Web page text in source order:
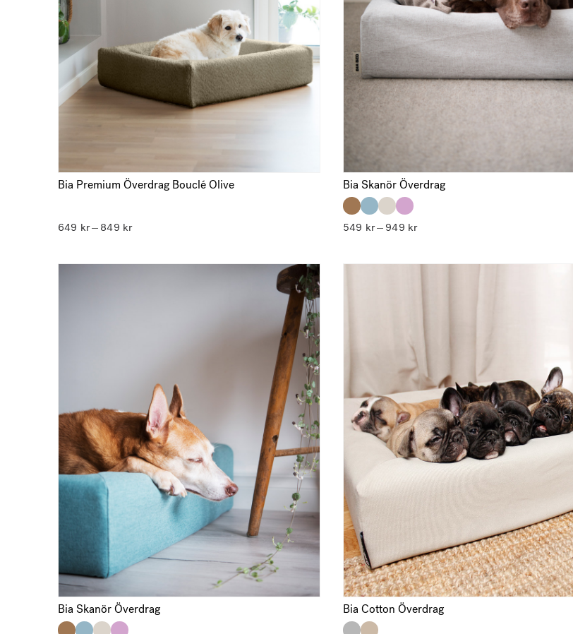
Bia Premium Överdrag Bouclé Olive
649 kr– 849 krPrisintervall:
849 kr
Bia Skanör Överdrag
549 kr– 949 krPrisintervall:
949 kr
Bia Skanör Överdrag Bia Cotton Överdrag